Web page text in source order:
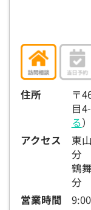
住所
〒
目
る）
アクセス
東
分
鶴
分
営業時間